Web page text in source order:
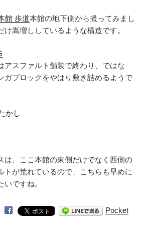
本館の地下側から撮ってみまし
け嵩増ししているような構造です。
アスファルト舗装で終わり、ではな
ガブロックをやはり敷き詰めるようで
かし
は、ここ本館の東側だけでなく西側の
トが荒れているので、こちらも早めに
ですね。
Pocket